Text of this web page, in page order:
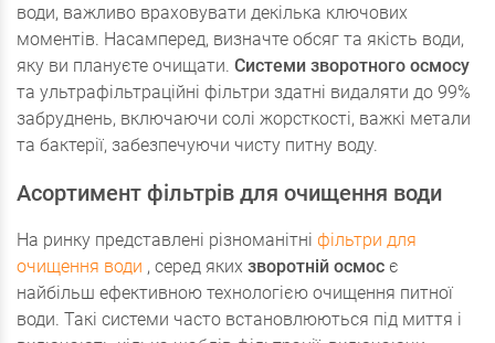
води, важливо враховувати декілька ключових
моментів. Насамперед, визначте обсяг та якість води,
яку ви плануєте очищати. Системи зворотного осмосу
та ультрафільтраційні фільтри здатні видаляти до 99%
забруднень, включаючи солі жорсткості, важкі метали
та бактерії, забезпечуючи чисту питну воду.
Асортимент фільтрів для очищення води
На ринку представлені різноманітні фільтри для
очищення води , серед яких зворотній осмос є
найбільш ефективною технологією очищення питної
води. Такі системи часто встановлюються під миття і